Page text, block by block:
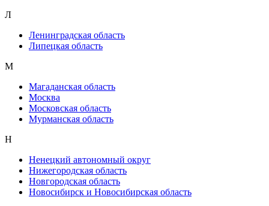
Л
Ленинградская область
Липецкая область
М
Магаданская область
Москва
Московская область
Мурманская область
Н
Ненецкий автономный округ
Нижегородская область
Новгородская область
Новосибирск и Новосибирская область